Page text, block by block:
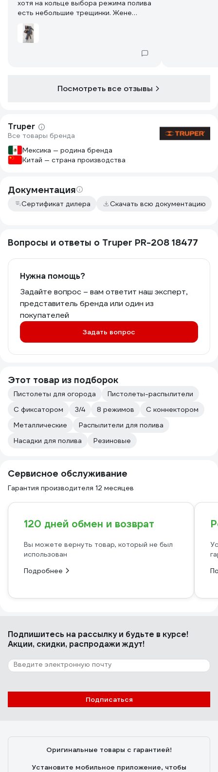
хотя на кольце выбора режима полива
есть небольшие трещинки. Жене
нравился, пока не попробовала
недорогой китайский (дешевле в три
раза), теперь этот не использует.
Говорит, что тяжелый и режим полива
Посмотреть все отзывы
Truper
Все товары бренда
Мексика — родина бренда
Китай — страна производства
Документация
Сертификат дилера Скачать всю документацию
Вопросы и ответы о Truper PR-208 18477
Нужна помощь?
Задайте вопрос – вам ответит наш эксперт,
представитель бренда или один из
покупателей
Задать вопрос
Этот товар из подборок
Пистолеты для огорода
Пистолеты-распылители
С фиксатором
3/4 8 режимов
С коннектором
Металлические
Распылители для полива
Насадки для полива
Резиновые
Сервисное обслуживание
Гарантия производителя 12 месяцев
120 дней обмен и возврат
Вы можете вернуть товар, который не был
использован
Подробнее
Подпишитесь на рассылкуи будьте в курсе!
Акции, скидки, распродажи ждут!
Подписаться
Оригинальные товары с гарантией!
Установите мобильное приложение, чтобы